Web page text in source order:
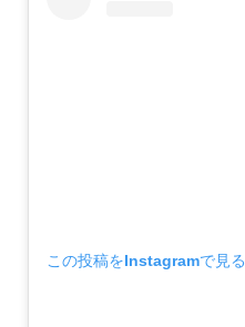
この投稿をInstagramで見る